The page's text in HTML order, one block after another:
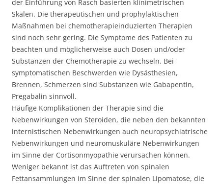
der Einführung von Rasch basierten klinimetrischen
Skalen. Die therapeutischen und prophylaktischen
Maßnahmen bei chemotherapieinduzierten Therapien
sind noch sehr gering. Die Symptome des Patienten zu
beachten und möglicherweise auch Dosen und/oder
Substanzen der Chemotherapie zu wechseln. Bei
symptomatischen Beschwerden wie Dysästhesien,
Brennen, Schmerzen sind Substanzen wie Gabapentin,
Pregabalin sinnvoll.
Häufige Komplikationen der Therapie sind die
Nebenwirkungen von Steroiden, die neben den bekannten
internistischen Nebenwirkungen auch neuropsychiatrische
Nebenwirkungen und neuromuskuläre Nebenwirkungen
im Sinne der Cortisonmyopathie verursachen können.
Weniger bekannt ist das Auftreten von spinalen
Fettansammlungen im Sinne der spinalen Lipomatose, die